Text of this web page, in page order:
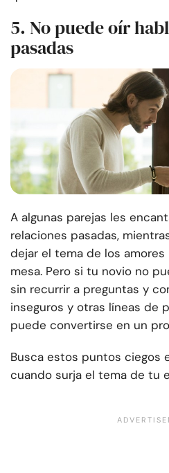
5. No puede oír
pasadas
A algunas parejas les
relaciones pasadas,
dejar el tema de los
mesa. Pero si tu novio no
sin recurrir a preguntas y
inseguros y otras líneas de
puede convertirse en un
Busca estos puntos ciegos
cuando surja el tema de tu